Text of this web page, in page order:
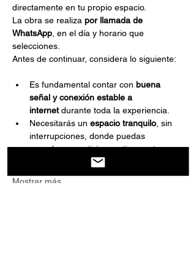
directamente en tu propio espacio.
La obra se realiza por llamada de
WhatsApp , en el día y horario que
selecciones.
Antes de continuar, considera lo siguiente:
Es fundamental contar con buena
señal y conexión estable a
internet durante toda la experiencia.
Necesitarás un espacio tranquilo , sin
interrupciones, donde puedas
escuchar y participar activamente.
Mostrar más